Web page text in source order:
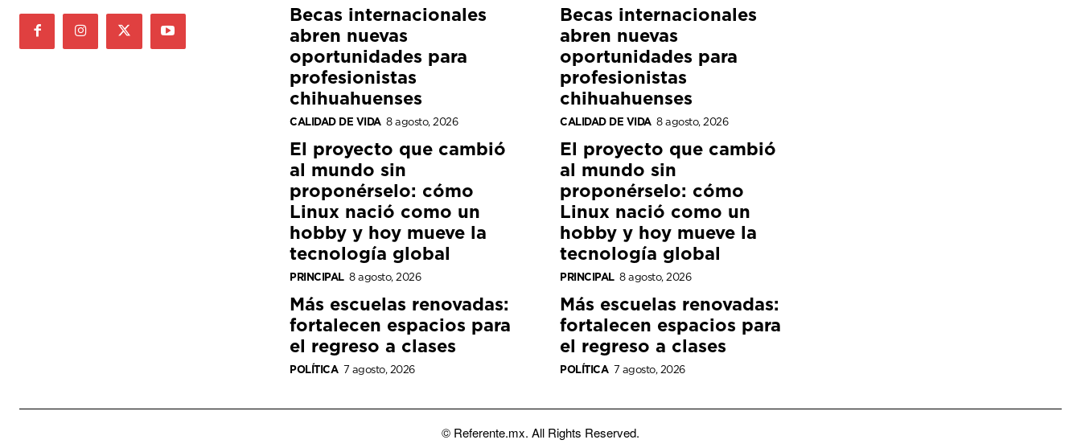
Becas internacionales
abren nuevas
oportunidades para
profesionistas
chihuahuenses
CALIDAD DE VIDA 8 agosto, 2026
El proyecto que cambió
al mundo sin
proponérselo: cómo
Linux nació como un
hobby y hoy mueve la
tecnología global
PRINCIPAL 8 agosto, 2026
Más escuelas renovadas:
fortalecen espacios para
el regreso a clases
POLÍTICA 7 agosto, 2026
Becas internacionales
abren nuevas
oportunidades para
profesionistas
chihuahuenses
CALIDAD DE VIDA 8 agosto, 2026
El proyecto que cambió
al mundo sin
proponérselo: cómo
Linux nació como un
hobby y hoy mueve la
tecnología global
PRINCIPAL 8 agosto, 2026
Más escuelas renovadas:
fortalecen espacios para
el regreso a clases
POLÍTICA 7 agosto, 2026
© Referente.mx. All Rights Reserved.